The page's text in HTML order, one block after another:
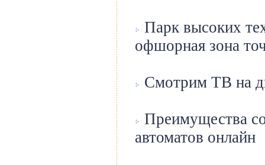
Парк высоких
офшорная зона
Смотрим ТВ на
Преимущества
автоматов онлайн